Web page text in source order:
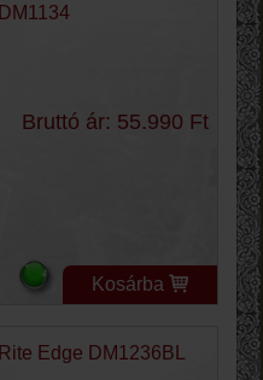
DM1134
Bruttó ár: 55.990 Ft
Kosárba
Rite Edge DM1236BL